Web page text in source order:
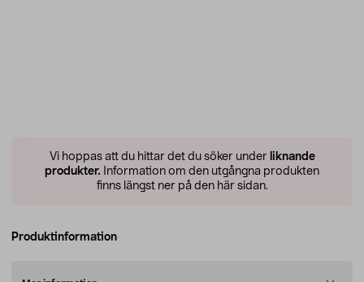
Vi hoppas att du hittar det du söker under liknande
produkter. Information om den utgångna produkten
finns längst ner på den här sidan.
Produktinformation